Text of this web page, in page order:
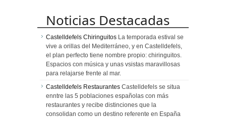
Noticias Destacadas
Castelldefels Chiringuitos La temporada estival se
vive a orillas del Mediterráneo, y en Castelldefels,
el plan perfecto tiene nombre propio: chiringuitos.
Espacios con música y unas vsistas maravillosas
para relajarse frente al mar.
Castelldefels Restaurantes Castelldefels se situa
enntre las 5 poblaciones españolas con más
restaurantes y recibe distinciones que la
consolidan como un destino referente en España